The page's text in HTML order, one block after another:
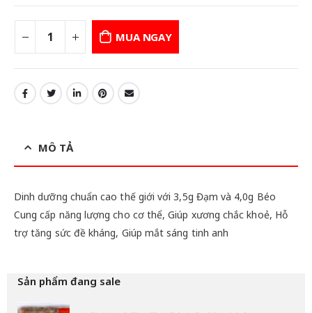
MUA NGAY
MÔ TẢ
Dinh dưỡng chuẩn cao thế giới với 3,5g Đạm và 4,0g Béo
Cung cấp năng lượng cho cơ thể, Giúp xương chắc khoẻ, Hỗ
trợ tăng sức đề kháng, Giúp mắt sáng tinh anh
Sản phẩm đang sale